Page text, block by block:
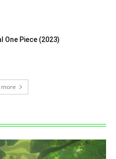
One Piece (2023)
more